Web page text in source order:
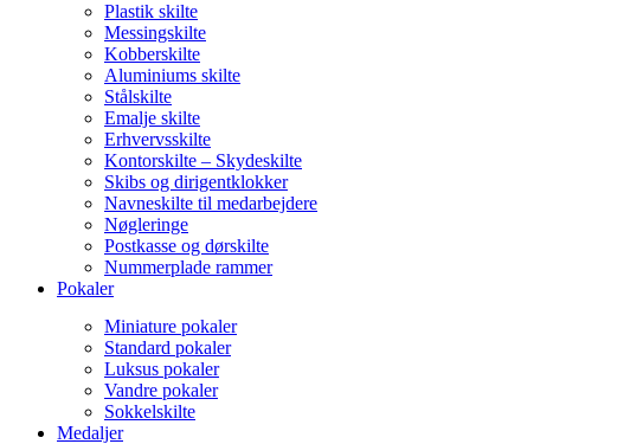
Plastik skilte
Messingskilte
Kobberskilte
Aluminiums skilte
Stålskilte
Emalje skilte
Erhvervsskilte
Kontorskilte – Skydeskilte
Skibs og dirigentklokker
Navneskilte til medarbejdere
Nøgleringe
Postkasse og dørskilte
Nummerplade rammer
Pokaler
Miniature pokaler
Standard pokaler
Luksus pokaler
Vandre pokaler
Sokkelskilte
Medaljer